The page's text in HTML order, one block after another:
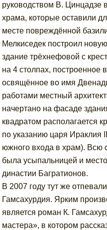
руководством В. Цинцадзе
храма, которые оставили
месте повреждённой
Мелкиседек построил
здание трёхнефовой с
на 4 столпах, построенное
освящённое во имя
работами местный
начертано на фасаде
квадратом располагается
по указанию царя Ираклия
южного входа в храм). Всю
была усыпальницей и
династии Багратионов.
В 2007 году тут же
Гамсахурдия. Ярким
является роман К.
мастера», в котором